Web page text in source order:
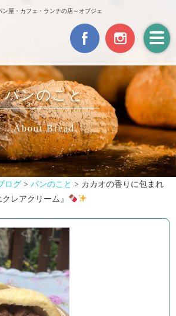
屋・カフェ・ランチの店～オブジェ
パンのこと
About Bread
ログ >パンのこと > カカオの香りに包まれ
クレアクリーム』